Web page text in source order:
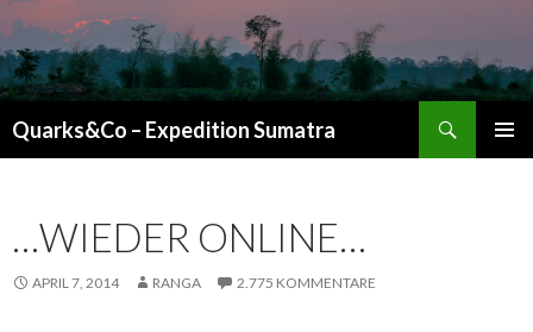
Quarks&Co – Expedition Sumatra
…WIEDER ONLINE…
APRIL 7, 2014 RANGA 2.775 KOMMENTARE